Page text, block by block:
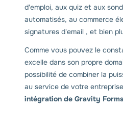
d'emploi, aux quiz et aux
automatisés, au commerce
signatures d'email , et bien
Comme vous pouvez le
excelle dans son propre
possibilité de combiner la
au service de votre
intégration de Gravity